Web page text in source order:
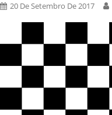
20 De Setembro De 2017